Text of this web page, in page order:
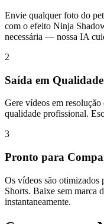
Envie qualquer foto do
com o efeito Ninja
necessária — nossa IA
2
Saída em
Gere vídeos em
qualidade profissional.
3
Pronto para
Os vídeos são otimizados
Shorts. Baixe sem marca
instantaneamente.